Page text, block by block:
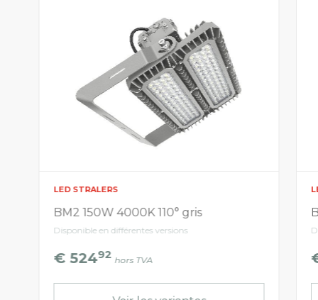
LED STRALERS
BM2 150W 4000K 110° gris
Disponible en différentes versions
€ 52492 hors TVA